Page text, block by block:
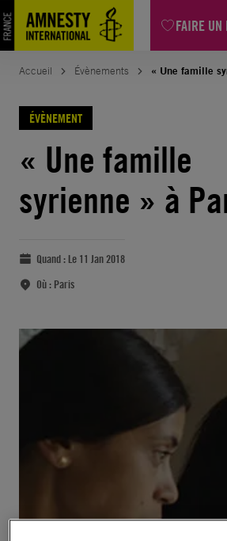
FAIRE UN
Accueil Évènements « Une famille
ÉVÈNEMENT
« Une famille
syrienne » à
Quand : Le 11 Jan 2018
Où : Paris